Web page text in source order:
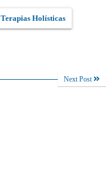
Terapias Holísticas
Next Post